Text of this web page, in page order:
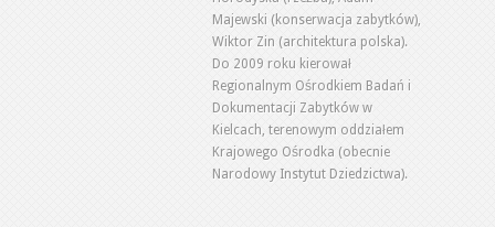
Majewski (konserwacja zabytków),
Wiktor Zin (architektura polska).
Do 2009 roku kierował
Regionalnym Ośrodkiem Badań i
Dokumentacji Zabytków w
Kielcach, terenowym oddziałem
Krajowego Ośrodka (obecnie
Narodowy Instytut Dziedzictwa).